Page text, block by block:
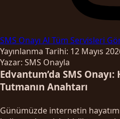
SMS Onayı Al Tüm Servisleri
Yayınlanma Tarihi: 12 Mayıs
Yazar: SMS Onayla
Edvantum’da SMS Onayı:
Tutmanın Anahtarı
Günümüzde internetin